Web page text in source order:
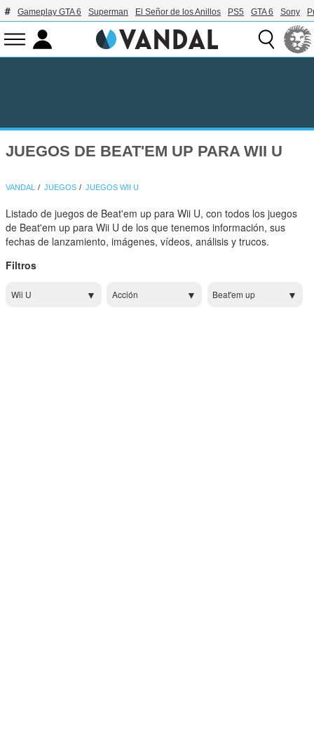
Gameplay GTA 6 Superman El Señor de los Anillos PS5 GTA 6 Sony
JUEGOS DE BEAT'EM UP PARA WII U
VANDAL JUEGOS JUEGOS WII U
Listado de juegos de Beat'em up para Wii U, con todos los juegos
de Beat'em up para Wii U de los que tenemos información, sus
fechas de lanzamiento, imágenes, vídeos, análisis y trucos.
Filtros
Wii U Acción Beat'em up